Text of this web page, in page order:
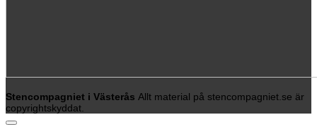
Stencompagniet i Västerås Allt material på stencompagniet.se är
copyrightskyddat.